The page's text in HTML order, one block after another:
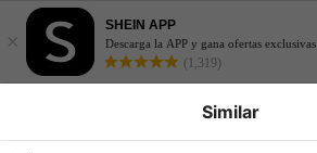
×
SHEIN APP
Descarga la APP y gana ofertas exclusivas
(1,319)
Similar